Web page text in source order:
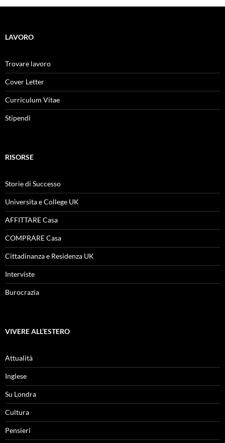
LAVORO
Trovare lavoro
Cover Letter
Curriculum Vitae
Stipendi
RISORSE
Storie di Successo
Universita e College UK
AFFITTARE Casa
COMPRARE Casa
Cittadinanza e Residenza UK
Interviste
Burocrazia
VIVERE ALL’ESTERO
Attualità
Inglese
Su Londra
Cultura
Pensieri